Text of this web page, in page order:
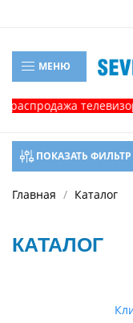
МЕНЮ
телевизоров и
ПОКАЗАТЬ ФИЛЬТР
Главная Каталог
КАТАЛОГ